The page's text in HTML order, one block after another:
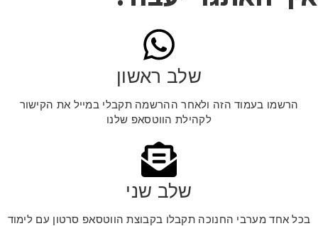
שלב ראשון
הרשמו בעמוד הזה ולאחר ההרשמה תקבלי במייל את הקישור
לקהילת הווטסאפ שלנו
שלב שני
בכל אחד מערבי החנוכה תקבלו בקבוצת הווטסאפ סרטון עם לימוד